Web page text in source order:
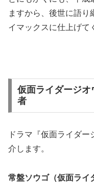
ますから、後世に語り
イマックスに仕上げて
仮面ライダージ
者
ドラマ『仮面ライダ
介します。
常盤ソウゴ（仮面ライ